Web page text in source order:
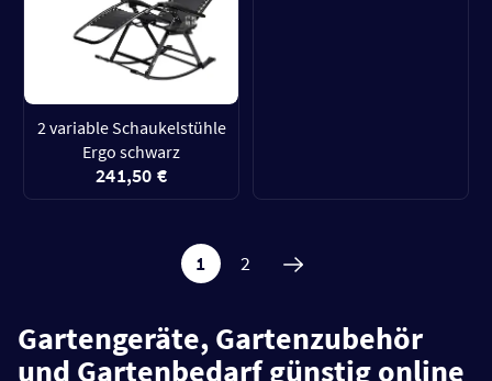
2 variable Schaukelstühle
Ergo schwarz
241,50 €
1 2
Gartengeräte, Gartenzubehör
und Gartenbedarf günstig online